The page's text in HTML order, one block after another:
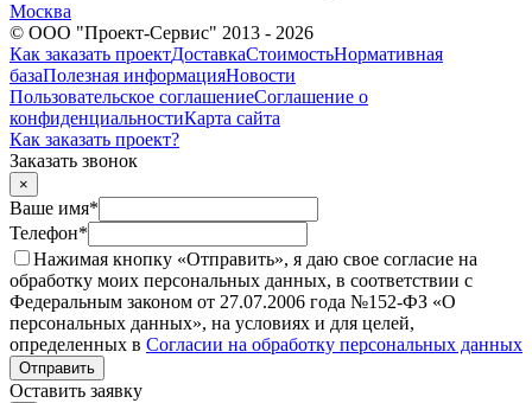
Москва
© ООО "Проект-Сервис" 2013 - 2026
Как заказать проектДоставкаСтоимостьНормативная
базаПолезная информацияНовости
Пользовательское соглашениеСоглашение о
конфиденциальностиКарта сайта
Как заказать проект?
Заказать звонок
×
Ваше имя*
Телефон*
Нажимая кнопку «Отправить», я даю свое согласие на
обработку моих персональных данных, в соответствии с
Федеральным законом от 27.07.2006 года №152-ФЗ «О
персональных данных», на условиях и для целей,
определенных в Согласии на обработку персональных данных
Отправить
Оставить заявку